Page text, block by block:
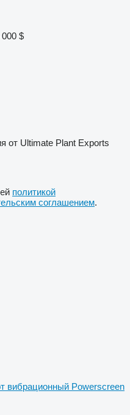
$
от Ultimate Plant Exports
политикой
соглашением.
вибрационный Powerscreen